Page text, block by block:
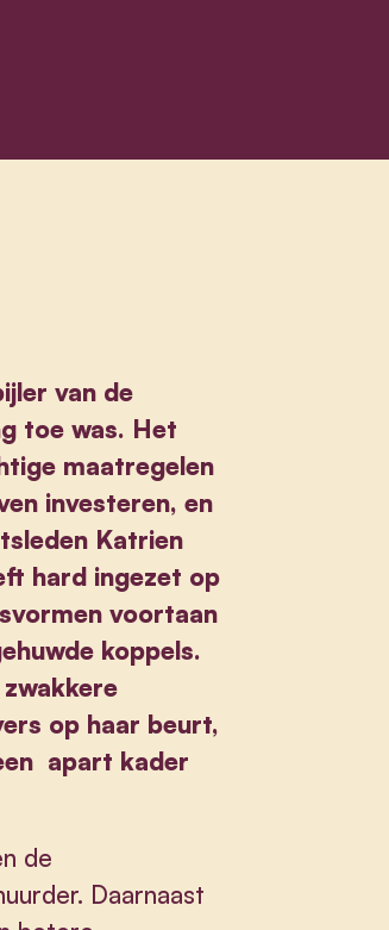
van de
toe was. Het
maatregelen
investeren, en
Katrien
hard ingezet op
voortaan
koppels.
op haar beurt,
apart kader
de
Daarnaast